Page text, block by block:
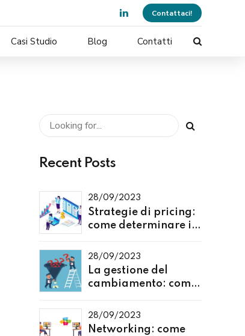
Contattaci!
Casi Studio Blog Contatti
Recent Posts
28/09/2023
Strategie di pricing:
come determinare il
tuoi prodotti o servizi
28/09/2023
La gestione del
cambiamento: come
l'evoluzione del
mercato
28/09/2023
Networking: come